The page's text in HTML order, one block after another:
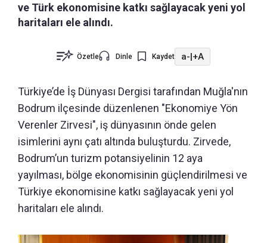
ve Türk ekonomisine katkı sağlayacak yeni yol
haritaları ele alındı.
Özetle Dinle Kaydet a-|+A
Türkiye’de İş Dünyası Dergisi tarafından Muğla'nın
Bodrum ilçesinde düzenlenen "Ekonomiye Yön
Verenler Zirvesi", iş dünyasının önde gelen
isimlerini aynı çatı altında buluşturdu. Zirvede,
Bodrum’un turizm potansiyelinin 12 aya
yayılması, bölge ekonomisinin güçlendirilmesi ve
Türkiye ekonomisine katkı sağlayacak yeni yol
haritaları ele alındı.